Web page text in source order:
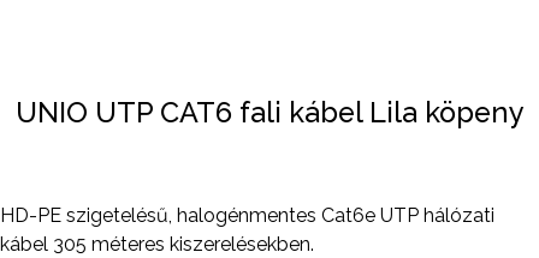
UNIO UTP CAT6 fali kábel Lila köpeny
HD-PE szigetelésű, halogénmentes Cat6e UTP hálózati
kábel 305 méteres kiszerelésekben.